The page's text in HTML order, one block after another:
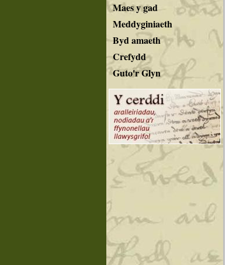
Maes y gad
Meddyginiaeth
Byd amaeth
Crefydd
Guto'r Glyn